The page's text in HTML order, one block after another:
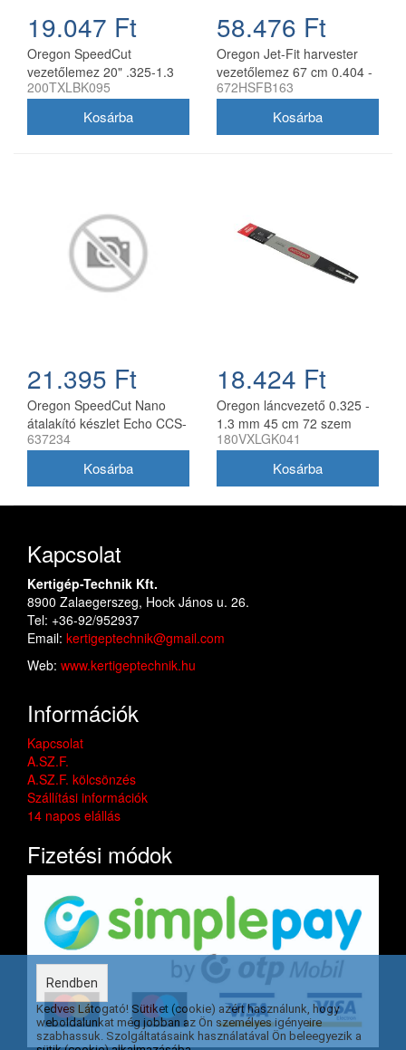
19.047 Ft
Oregon SpeedCut
vezetőlemez 20" .325-1.3
mm 78 szem Husqvarna
200TXLBK095
58.476 Ft
Oregon Jet-Fit harvester
vezetőlemez 67 cm 0.404 -
2.0 mm
672HSFB163
21.395 Ft
Oregon SpeedCut Nano
átalakító készlet Echo CCS-
58V láncfűrészhez 40 cm
637234
18.424 Ft
Oregon láncvezető 0.325 -
1.3 mm 45 cm 72 szem
Husqvarna fűrészekhez
180VXLGK041
Kapcsolat
Kertigép-Technik Kft.
8900 Zalaegerszeg, Hock János u. 26.
Tel: +36-92/952937
Email: kertigeptechnik@gmail.com
Web: www.kertigeptechnik.hu
Információk
Kapcsolat
A.SZ.F.
A.SZ.F. kölcsönzés
Szállítási információk
14 napos elállás
Fizetési módok
Rendben
Kedves Látogató! Sütiket (cookie) azért használunk, hogy
weboldalunkat még jobban az Ön személyes igényeire
szabhassuk. Szolgáltatásaink használatával Ön beleegyezik a